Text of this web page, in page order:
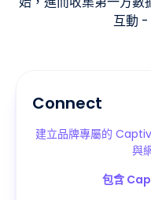
互動 -
Connect
建立品牌專屬的
與
包含